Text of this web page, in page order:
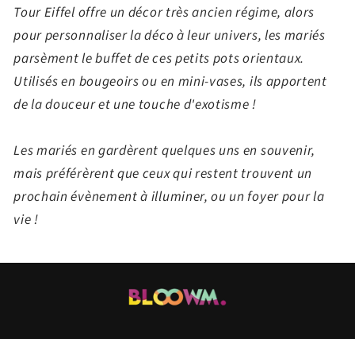
Tour Eiffel offre un décor très ancien régime, alors
pour personnaliser la déco à leur univers, les mariés
parsèment le buffet de ces petits pots orientaux.
Utilisés en bougeoirs ou en mini-vases, ils apportent
de la douceur et une touche d'exotisme !
Les mariés en gardèrent quelques uns en souvenir,
mais préférèrent que ceux qui restent trouvent un
prochain évènement à illuminer, ou un foyer pour la
vie !